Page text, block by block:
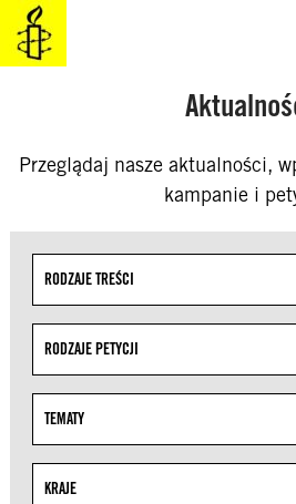
SKOCZ
DO
TREŚCI
Przeglądaj nasze aktualności,
kampanie i
Uściślaj wyniki
RODZAJE TREŚCI
RODZAJE PETYCJI
TEMATY
KRAJE